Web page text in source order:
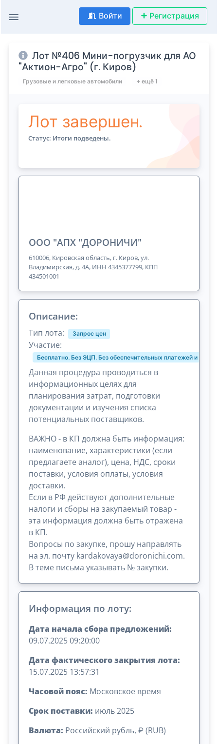
Войти Регистрация
Лот №406 Мини-погрузчик для АО
"Актион-Агро" (г. Киров)
Грузовые и легковые автомобили + ещё 1
Лот завершен.
Статус: Итоги подведены.
ООО "АПХ "ДОРОНИЧИ"
610006, Кировская область, г. Киров, ул.
Владимирская, д. 4А, ИНН 4345377799, КПП
434501001
Описание:
Тип лота: Запрос цен
Участие:
Бесплатно. Без ЭЦП. Без обеспечительных платежей и
Данная процедура проводиться в
информационных целях для
планирования затрат, подготовки
документации и изучения списка
потенциальных поставщиков.
ВАЖНО - в КП должна быть информация:
наименование, характеристики (если
предлагаете аналог), цена, НДС, сроки
поставки, условия оплаты, условия
доставки.
Если в РФ действуют дополнительные
налоги и сборы на закупаемый товар -
эта информация должна быть отражена
в КП.
Вопросы по закупке, прошу направлять
на эл. почту kardakovaya@doronichi.com.
В теме письма указывать № закупки.
Информация по лоту:
Дата начала сбора предложений:
09.07.2025 09:20:00
Дата фактического закрытия лота:
15.07.2025 13:57:31
Часовой пояс: Московское время
Срок поставки: июль 2025
Валюта: Российский рубль, ₽ (RUB)